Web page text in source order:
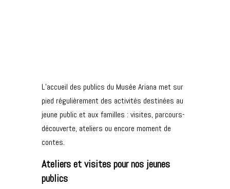
L’accueil des publics du Musée Ariana met sur
pied régulièrement des activités destinées au
jeune public et aux familles : visites, parcours-
découverte, ateliers ou encore moment de
contes.
Ateliers et visites pour nos jeunes
publics